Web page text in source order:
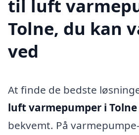
til luft
Tolne, du kan
ved
At finde de bedste
luft varmepumper i Tolne
bekvemt. På